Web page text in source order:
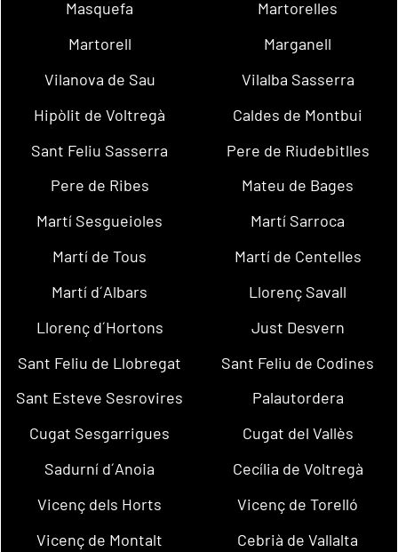
Masquefa
Martorelles
Martorell
Marganell
Vilanova de Sau
Vilalba Sasserra
Hipòlit de Voltregà
Caldes de Montbui
Sant Feliu Sasserra
Pere de Riudebitlles
Pere de Ribes
Mateu de Bages
Martí Sesgueioles
Martí Sarroca
Martí de Tous
Martí de Centelles
Martí d´Albars
Llorenç Savall
Llorenç d´Hortons
Just Desvern
Sant Feliu de Llobregat
Sant Feliu de Codines
Sant Esteve Sesrovires
Palautordera
Cugat Sesgarrigues
Cugat del Vallès
Sadurní d´Anoia
Cecília de Voltregà
Vicenç dels Horts
Vicenç de Torelló
Vicenç de Montalt
Cebrià de Vallalta